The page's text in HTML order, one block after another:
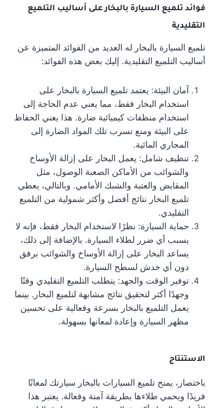
فوائد تلميع السيارة بالبخار على أساليب التلميع
التقليدية
تلميع السيارة بالبخار له العديد من الفوائد المتميزة عن
أساليب التلميع التقليدية. إليك بعض هذه الفوائد:
آمان البيئة: يعتمد تلميع السيارة بالبخار على
استخدام البخار فقط، مما يعني عدم الحاجة إلى
استخدام منظفات كيميائية ضارة. هذا يعني الحفاظ
على البيئة ومنع تسرب تلك المواد الضارة إلى
المجاري المائية.
تنظيف شامل: يعمل البخار على إزالة الأوساخ
والشوائب من الأماكن الصعبة الوصول، مثل
المقابض والعتبة والشبك الأمامي. وبالتالي، يعطي
تلميع البخار نتائج أفضل وأكثر شمولية من التلميع
التقليدي.
حماية السيارة: نظرًا لاستخدام البخار فقط، فإنه لا
يسبب أي ضرر لطلاء السيارة. بالإضافة إلى ذلك،
يساعد البخار على إزالة الأوساخ والشوائب برفق
دون أي خدش لسطح السيارة.
توفير الوقت والجهد: يتطلب التلميع التقليدي وقتًا
وجهدًا أكثر لتحقيق نتائج مشابهة لتلميع البخار. بينما
يعمل التلميع بالبخار بسرعة وفعالية على تحسين
مظهر السيارة وإعادة لمعانها بسهولة.
الاستنتاج
باختصار، يمنح تلميع السيارات بالبخار سيارتك لمعانًا
فريدًا ويحمي طلاءها بطريقة آمنة وفعالة. يعتبر هذا